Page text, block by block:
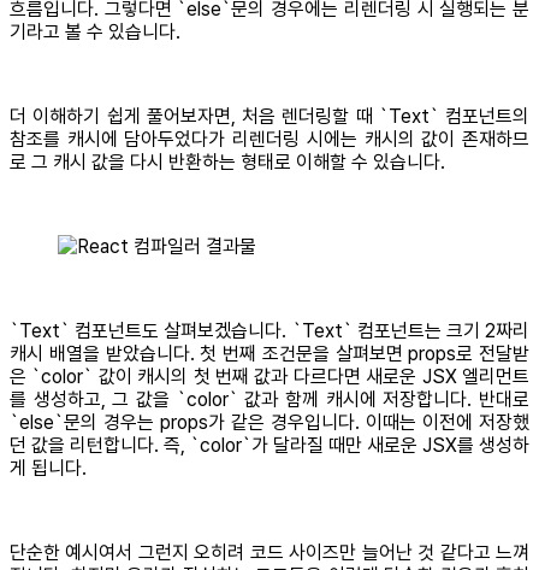
흐름입니다. 그렇다면 `else`문의 경우에는 리렌더링 시 실행되는 분
기라고 볼 수 있습니다.
더 이해하기 쉽게 풀어보자면, 처음 렌더링할 때 `Text` 컴포넌트의
참조를 캐시에 담아두었다가 리렌더링 시에는 캐시의 값이 존재하므
로 그 캐시 값을 다시 반환하는 형태로 이해할 수 있습니다.
`Text` 컴포넌트도 살펴보겠습니다. `Text` 컴포넌트는 크기 2짜리
캐시 배열을 받았습니다. 첫 번째 조건문을 살펴보면 props로 전달받
은 `color` 값이 캐시의 첫 번째 값과 다르다면 새로운 JSX 엘리먼트
를 생성하고, 그 값을 `color` 값과 함께 캐시에 저장합니다. 반대로
`else`문의 경우는 props가 같은 경우입니다. 이때는 이전에 저장했
던 값을 리턴합니다. 즉, `color`가 달라질 때만 새로운 JSX를 생성하
게 됩니다.
단순한 예시여서 그런지 오히려 코드 사이즈만 늘어난 것 같다고 느껴